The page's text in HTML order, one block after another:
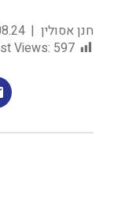
חנן אסולין
Views: 597